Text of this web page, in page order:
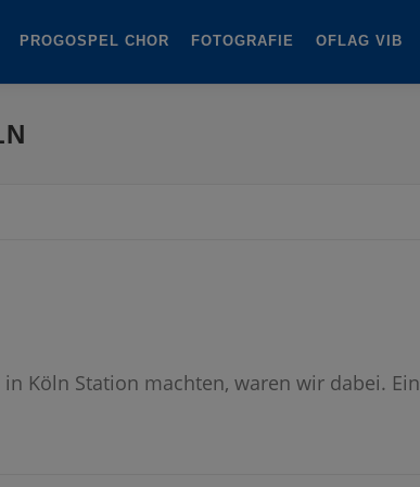
PROGOSPEL CHOR FOTOGRAFIE OFLAG VIB
Köln Station machten, waren wir dabei. Ein